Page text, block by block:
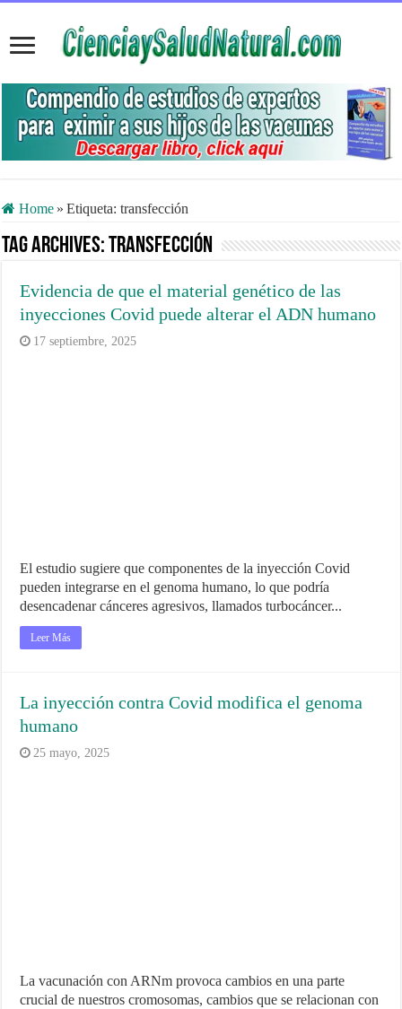
Home » Etiqueta:transfección
Tag Archives:transfección
Evidencia de que el material genético de las
inyecciones Covid puede alterar el ADN humano
17 septiembre, 2025
El estudio sugiere que componentes de la inyección Covid
pueden integrarse en el genoma humano, lo que podría
desencadenar cánceres agresivos, llamados turbocáncer...
Leer Más
La inyección contra Covid modifica el genoma
humano
25 mayo, 2025
La vacunación con ARNm provoca cambios en una parte
crucial de nuestros cromosomas, cambios que se relacionan con